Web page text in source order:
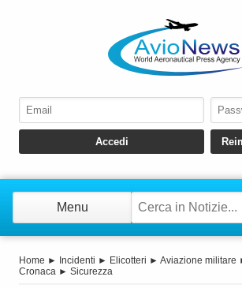
Menu
Home ► Incidenti ► Elicotteri ► Aviazione militare
Cronaca ► Sicurezza